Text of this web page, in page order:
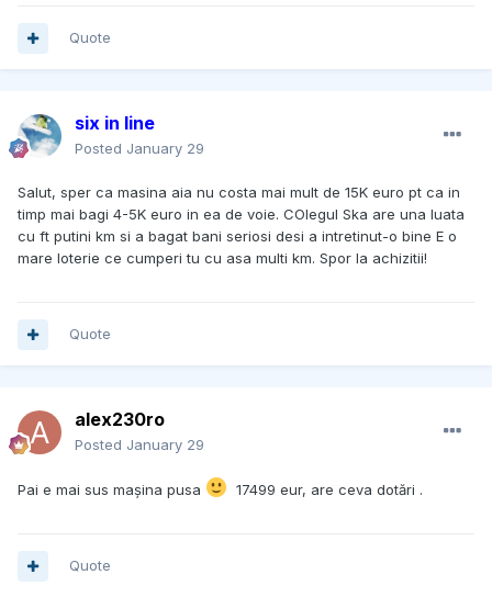
Quote
six in line
Posted January 29
Salut, sper ca masina aia nu costa mai mult de 15K euro pt ca in
timp mai bagi 4-5K euro in ea de voie. COlegul Ska are una luata
cu ft putini km si a bagat bani seriosi desi a intretinut-o bine E o
mare loterie ce cumperi tu cu asa multi km. Spor la achizitii!
Quote
alex230ro
Posted January 29
Pai e mai sus mașina pusa 17499 eur, are ceva dotări .
Quote